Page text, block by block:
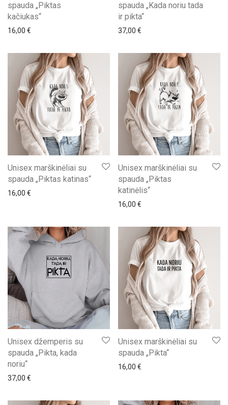
spauda „Piktas
kačiukas“
16,00 €
spauda „Kada noriu tada
ir pikta“
37,00 €
Unisex marškinėliai su
spauda „Piktas katinas“
16,00 €
Unisex marškinėliai su
spauda „Piktas
katinėlis“
16,00 €
Unisex džemperis su
spauda „Pikta, kada
noriu“
37,00 €
Unisex marškinėliai su
spauda „Pikta“
16,00 €